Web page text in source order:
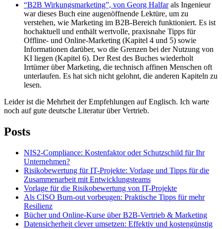
“B2B Wirkungsmarketing”, von Georg Halfarals Ingenieur
war dieses Buch eine augenöffnende Lektüre, um zu
verstehen, wie Marketing im B2B-Bereich funktioniert. Es ist
hochaktuell und enthält wertvolle, praxisnahe Tipps für
Offline- und Online-Marketing (Kapitel 4 und 5) sowie
Informationen darüber, wo die Grenzen bei der Nutzung von
KI liegen (Kapitel 6). Der Rest des Buches wiederholt
Irrtümer über Marketing, die technisch affinen Menschen oft
unterlaufen. Es hat sich nicht gelohnt, die anderen Kapiteln zu
lesen.
Leider ist die Mehrheit der Empfehlungen auf Englisch. Ich warte
noch auf gute deutsche Literatur über Vertrieb.
Posts
NIS2-Compliance: Kostenfaktor oder Schutzschild für Ihr
Unternehmen?
Risikobewertung für IT-Projekte: Vorlage und Tipps für die
Zusammenarbeit mit Entwicklungsteams
Vorlage für die Risikobewertung von IT-Projekte
Als CISO Burn-out vorbeugen: Praktische Tipps für mehr
Resilienz
Bücher und Online-Kurse über B2B-Vertrieb & Marketing
Datensicherheit clever umsetzen: Effektiv und kostengünstig